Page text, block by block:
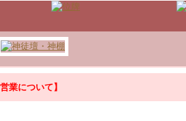
けについて】
業について】